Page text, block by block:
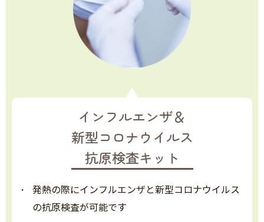
インフルエンザ＆
新型コロナウイルス
抗原検査キット
発熱の際にインフルエンザと新型コロナウイルス
の抗原検査が可能です